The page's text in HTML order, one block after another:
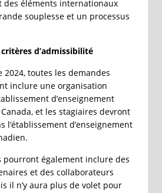
des éléments internationaux
souplesse et un processus
d’admissibilité
2024, toutes les demandes
inclure une organisation
d’enseignement
et les stagiaires devront
l’établissement d’enseignement
pourront également inclure des
et des collaborateurs
il n’y aura plus de volet pour